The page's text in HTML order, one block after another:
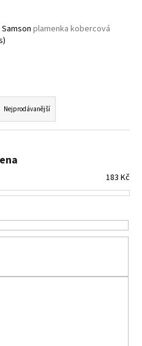
plamenka kobercová
Nejprodávanější
183 Kč